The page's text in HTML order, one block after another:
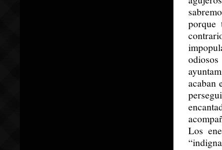
porque
acaban
Los